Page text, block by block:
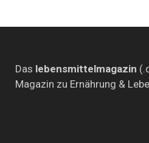
Das lebensmittelmagazin
Magazin zu Ernährung &